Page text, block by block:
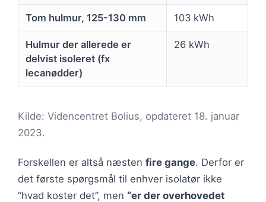
Tom hulmur, 125-130 mm 103 kWh
Hulmur der allerede er
delvist isoleret (fx
lecanødder)
26 kWh
Kilde: Videncentret Bolius, opdateret 18. januar
2023.
Forskellen er altså næsten fire gange. Derfor er
det første spørgsmål til enhver isolatør ikke
“hvad koster det”, men “er der overhovedet